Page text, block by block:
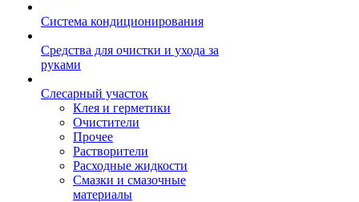
Система кондиционирования
Средства для очистки и ухода за
руками
Слесарный участок
Клея и герметики
Очистители
Прочее
Растворители
Расходные жидкости
Смазки и смазочные
материалы